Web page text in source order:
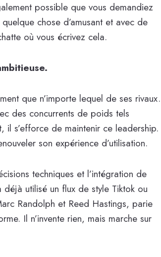
possible que vous demandiez
chose d’amusant et avec de
où vous écrivez cela.
que n’importe lequel de ses rivaux.
des concurrents de poids tels
il s’efforce de maintenir ce leadership.
son expérience d’utilisation.
techniques et l’intégration de
utilisé un flux de style Tiktok ou
Randolph et Reed Hastings, parie
Il n’invente rien, mais marche sur